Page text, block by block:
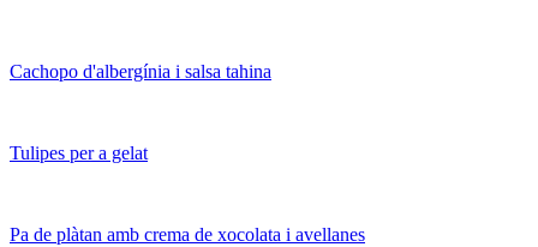
Cachopo d'albergínia i salsa tahina
Tulipes per a gelat
Pa de plàtan amb crema de xocolata i avellanes